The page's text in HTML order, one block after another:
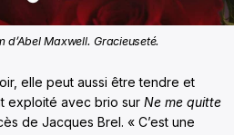
d’Abel Maxwell. Gracieuseté.
elle peut aussi être tendre et
exploité avec brio sur Ne me quitte
de Jacques Brel. « C’est une